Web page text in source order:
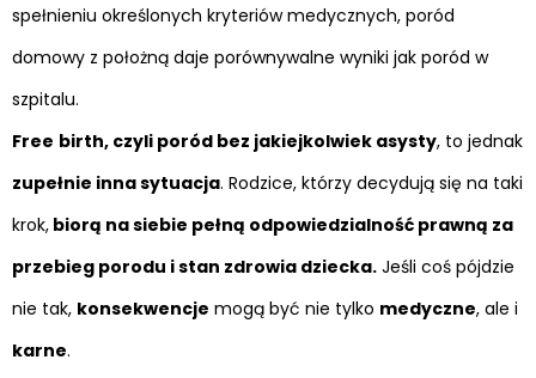
spełnieniu określonych kryteriów medycznych, poród
domowy z położną daje porównywalne wyniki jak poród w
szpitalu.
Free birth, czyli poród bez jakiejkolwiek asysty, to jednak
zupełnie inna sytuacja. Rodzice, którzy decydują się na taki
krok, biorą na siebie pełną odpowiedzialność prawną za
przebieg porodu i stan zdrowia dziecka. Jeśli coś pójdzie
nie tak, konsekwencje mogą być nie tylko medyczne, ale i
karne.